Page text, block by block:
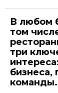
В любом
том
три
бизнеса,
команды.